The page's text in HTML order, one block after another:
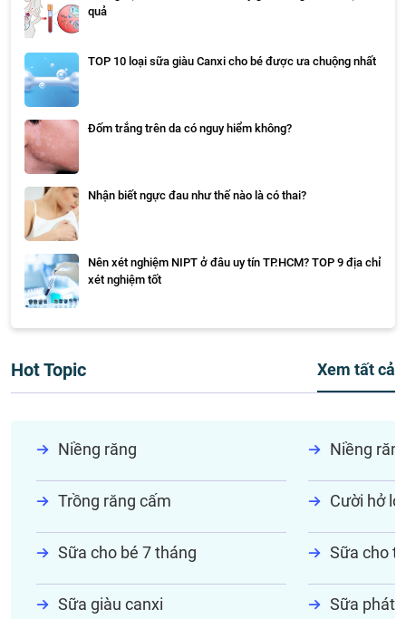
quả
TOP 10 loại sữa giàu Canxi cho bé được ưa chuộng nhất
Đốm trắng trên da có nguy hiểm không?
Nhận biết ngực đau như thế nào là có thai?
Nên xét nghiệm NIPT ở đâu uy tín TP.HCM? TOP 9 địa chỉ
xét nghiệm tốt
Hot Topic Xem tất cả
Niềng răng Niềng
Trồng răng cấm Cười hở lợi
Sữa cho bé 7 tháng Sữa cho
Sữa giàu canxi Sữa phát